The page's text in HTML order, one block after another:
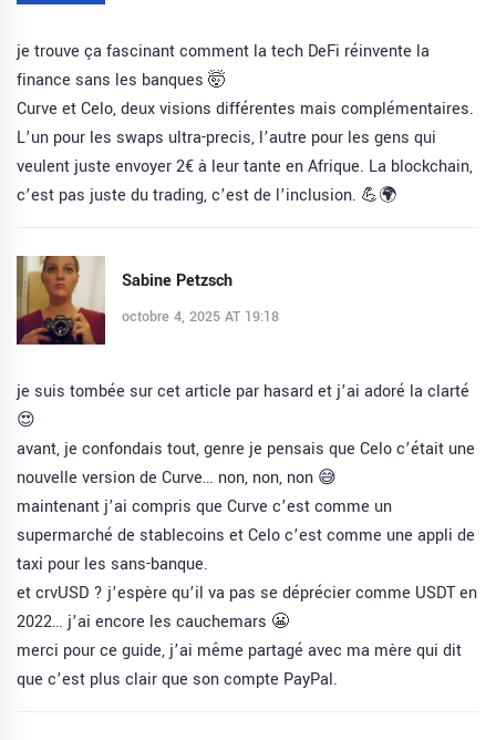
je trouve ça fascinant comment la tech DeFi réinvente la
finance sans les banques 🤯
Curve et Celo, deux visions différentes mais complémentaires.
L’un pour les swaps ultra-precis, l’autre pour les gens qui
veulent juste envoyer 2€ à leur tante en Afrique. La blockchain,
c’est pas juste du trading, c’est de l’inclusion. 💪🌍
Sabine Petzsch
octobre 4, 2025 AT 19:18
je suis tombée sur cet article par hasard et j’ai adoré la clarté
😍
avant, je confondais tout, genre je pensais que Celo c’était une
nouvelle version de Curve… non, non, non 😅
maintenant j’ai compris que Curve c’est comme un
supermarché de stablecoins et Celo c’est comme une appli de
taxi pour les sans-banque.
et crvUSD ? j’espère qu’il va pas se déprécier comme USDT en
2022… j’ai encore les cauchemars 😬
merci pour ce guide, j’ai même partagé avec ma mère qui dit
que c’est plus clair que son compte PayPal.